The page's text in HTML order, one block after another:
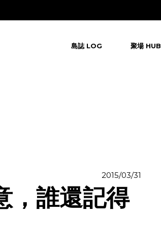
島誌 LOG 聚場 HUB
2015/03/31
，誰還記得